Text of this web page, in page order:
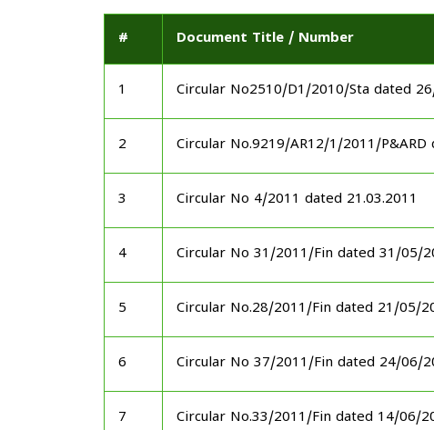
# Document Title / Number
1 Circular No2510/D1/2010/Sta dated
2 Circular No.9219/AR12/1/2011/
3 Circular No 4/2011 dated 21.03.2011
4 Circular No 31/2011/Fin dated 31/05/
5 Circular No.28/2011/Fin dated 21/05/
6 Circular No 37/2011/Fin dated 24/06/
7 Circular No.33/2011/Fin dated 14/06/